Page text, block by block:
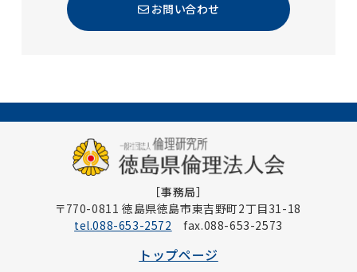
お問い合わせ
［事務局］
〒770-0811 徳島県徳島市東吉野町2丁目31-18
tel.088-653-2572 fax.088-653-2573
トップページ